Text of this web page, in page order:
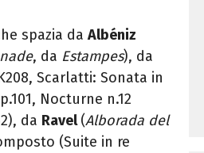
spazia da Albéniz
, da Estampes), da
Scarlatti: Sonata in
Nocturne n.12
da Ravel(Alborada del
(Suite in re